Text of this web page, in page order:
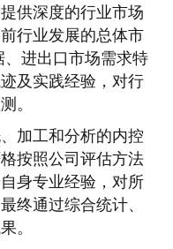
供深度的行业市场
行业发展的总体市
进出口市场需求特
及实践经验，对行
。
加工和分析的内控
按照公司评估方法
身专业经验，对所
终通过综合统计、
。